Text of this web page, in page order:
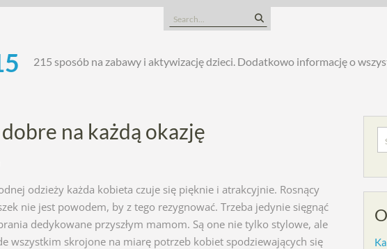
Search
for:
215 sposób na zabawy i aktywizację dzieci. Dodatkowo informację o
na każdą okazję
odzieży każda kobieta czuje się pięknie i atrakcyjnie. Rosnący
nie jest powodem, by z tego rezygnować. Trzeba jedynie sięgnąć
dedykowane przyszłym mamom. Są one nie tylko stylowe, ale
wszystkim skrojone na miarę potrzeb kobiet spodziewających się